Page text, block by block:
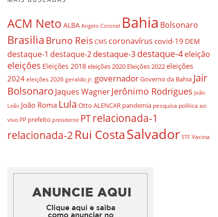
ACM Neto ALBA Angelo Coronel Bahia Bolsonaro
BrasiliaBruno ReisCMS coronavírus covid-19 DEM
destaque-1 destaque-2destaque-3 destaque-4eleição
eleições Eleições 2018eleições 2020 Eleições 2022eleições
2024 eleições 2026 geraldo jr. governadorGoverno da Bahia Jair
Bolsonaro Jaques WagnerJerônimo Rodrigues João
Leão João Roma Lula Otto ALENCAR pandemia pesquisa política ao
vivo PP prefeito presidente PTrelacionada-1
relacionada-2 Rui CostaSalvador STF Vacina